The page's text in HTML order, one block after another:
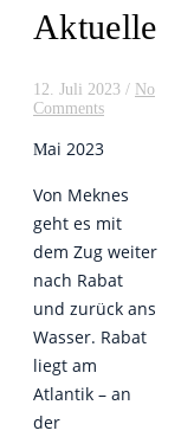
Aktuelle
12. Juli 2023 / No
Comments
Mai 2023
Von Meknes
geht es mit
dem Zug weiter
nach Rabat
und zurück ans
Wasser. Rabat
liegt am
Atlantik – an
der